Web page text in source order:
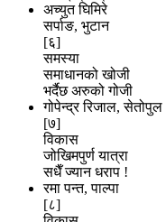
अच्युत घिमिरे
सर्पाङ, भुटान
[६]
समस्या
समाधानको खोजी
भर्दैछ अरुको गोजी
गोपेन्द्र रिजाल, सेतोपुल
[७]
विकास
जोखिमपुर्ण यात्रा
सधैँ ज्यान धराप !
रमा पन्त, पाल्पा
[८]